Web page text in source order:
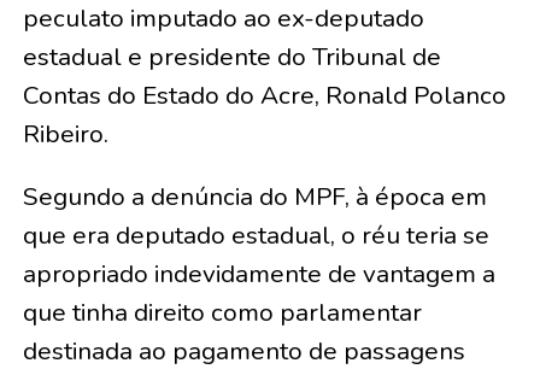
peculato imputado ao ex-deputado
estadual e presidente do Tribunal de
Contas do Estado do Acre, Ronald Polanco
Ribeiro.
Segundo a denúncia do MPF, à época em
que era deputado estadual, o réu teria se
apropriado indevidamente de vantagem a
que tinha direito como parlamentar
destinada ao pagamento de passagens